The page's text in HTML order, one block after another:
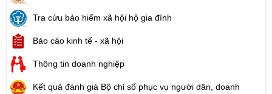
Tra cứu bảo hiểm xã hội hộ gia đình
Báo cáo kinh tế - xã hội
Thông tin doanh nghiệp
Kết quả đánh giá Bộ chỉ số phục vụ người dân, doanh